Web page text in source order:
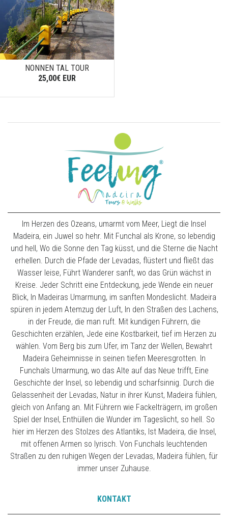
NONNEN TAL TOUR
25,00€ EUR
Im Herzen des Ozeans, umarmt vom Meer, Liegt die Insel
Madeira, ein Juwel so hehr. Mit Funchal als Krone, so lebendig
und hell, Wo die Sonne den Tag küsst, und die Sterne die Nacht
erhellen. Durch die Pfade der Levadas, flüstert und fließt das
Wasser leise, Führt Wanderer sanft, wo das Grün wächst in
Kreise. Jeder Schritt eine Entdeckung, jede Wende ein neuer
Blick, In Madeiras Umarmung, im sanften Mondeslicht. Madeira
spüren in jedem Atemzug der Luft, In den Straßen des Lachens,
in der Freude, die man ruft. Mit kundigen Führern, die
Geschichten erzählen, Jede eine Kostbarkeit, tief im Herzen zu
wählen. Vom Berg bis zum Ufer, im Tanz der Wellen, Bewahrt
Madeira Geheimnisse in seinen tiefen Meeresgrotten. In
Funchals Umarmung, wo das Alte auf das Neue trifft, Eine
Geschichte der Insel, so lebendig und scharfsinnig. Durch die
Gelassenheit der Levadas, Natur in ihrer Kunst, Madeira fühlen,
gleich von Anfang an. Mit Führern wie Fackelträgern, im großen
Spiel der Insel, Enthüllen die Wunder im Tageslicht, so hell. So
hier im Herzen des Stolzes des Atlantiks, Ist Madeira, die Insel,
mit offenen Armen so lyrisch. Von Funchals leuchtenden
Straßen zu den ruhigen Wegen der Levadas, Madeira fühlen, für
immer unser Zuhause.
KONTAKT